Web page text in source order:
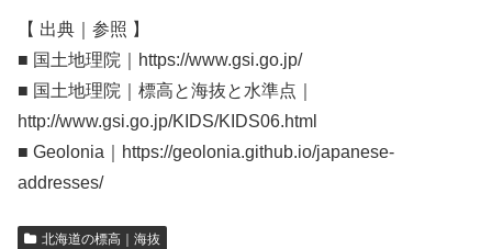
【 出典｜参照 】
■ 国土地理院｜https://www.gsi.go.jp/
■ 国土地理院｜標高と海抜と水準点｜
http://www.gsi.go.jp/KIDS/KIDS06.html
■ Geolonia｜https://geolonia.github.io/japanese-
addresses/
北海道の標高｜海抜